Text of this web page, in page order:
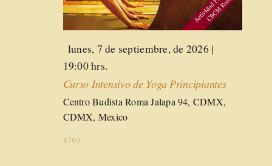
Destacado
lunes, 7 de septiembre, de 2026 |
19:00 hrs.
Curso Intensivo de Yoga Principiantes
Centro Budista RomaJalapa 94, CDMX,
CDMX, Mexico
$760